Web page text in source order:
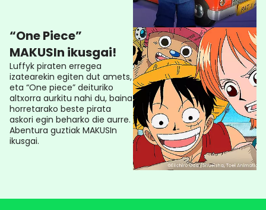
“One Piece”
MAKUSIn ikusgai!
Luffyk piraten erregea
izatearekin egiten dut amets,
eta “One piece” deituriko
altxorra aurkitu nahi du, baina
horretarako beste pirata
askori egin beharko die aurre.
Abentura guztiak MAKUSIn
ikusgai.